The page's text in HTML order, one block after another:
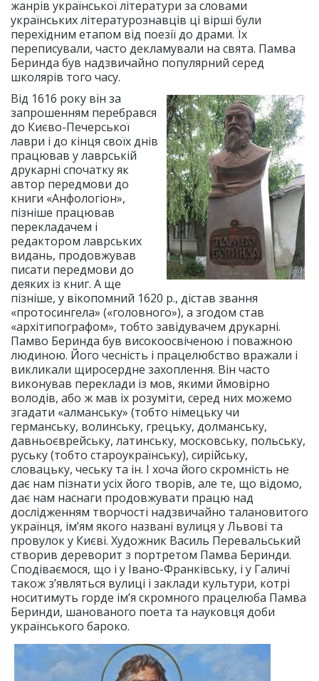
жанрів української літератури за словами
українських літературознавців ці вірші були
перехідним етапом від поезії до драми. Їх
переписували, часто декламували на свята. Памва
Беринда був надзвичайно популярний серед
школярів того часу.
Від 1616 року він за
запрошенням перебрався
до Києво-Печерської
лаври і до кінця своїх днів
працював у лаврській
друкарні спочатку як
автор передмови до
книги «Анфологіон»,
пізніше працював
перекладачем і
редактором лаврських
видань, продовжував
писати передмови до
деяких із книг. А ще
пізніше, у вікопомний 1620 р., дістав звання
«протосингела» («головного»), а згодом став
«архітипографом», тобто завідувачем друкарні.
Памво Беринда був високоосвіченою і поважною
людиною. Його чесність і працелюбство вражали і
викликали щиросердне захоплення. Він часто
виконував переклади із мов, якими ймовірно
володів, або ж мав іх розуміти, серед них можемо
згадати «алманську» (тобто німецьку чи
германську, волинську, грецьку, долманську,
давньоєврейську, латинську, московську, польську,
руську (тобто староукраїнську), сирійську,
словацьку, чеську та ін. І хоча його скромність не
дає нам пізнати усіх його творів, але те, що відомо,
дає нам наснаги продовжувати працю над
дослідженням творчості надзвичайно талановитого
українця, ім’ям якого названі вулиця у Львові та
провулок у Києві. Художник Василь Перевальський
створив дереворит з портретом Памва Беринди.
Сподіваємося, що і у Івано-Франківську, і у Галичі
також з’являться вулиці і заклади культури, котрі
носитимуть горде ім’я скромного працелюба Памва
Беринди, шанованого поета та науковця доби
українського бароко.